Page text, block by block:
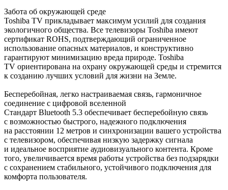
Забота об окружающей среде
Toshiba TV прикладывает максимум усилий для создания
экологичного общества. Все телевизоры Toshiba имеют
сертификат ROHS, подтверждающий ограниченное
использование опасных материалов, и конструктивно
гарантируют минимизацию вреда природе. Toshiba
TV ориентирована на охрану окружающей среды и стремится
к созданию лучших условий для жизни на Земле.
Бесперебойная, легко настраиваемая связь, гармоничное
соединение с цифровой вселенной
Стандарт Bluetooth 5.3 обеспечивает бесперебойную связь
с возможностью быстрого, надежного подключения
на расстоянии 12 метров и синхронизации вашего устройства
с телевизором, обеспечивая низкую задержку сигнала
и идеальное восприятие аудиовизуального контента. Кроме
того, увеличивается время работы устройства без подзарядки
с сохранением стабильного, устойчивого подключения для
комфорта пользователя.